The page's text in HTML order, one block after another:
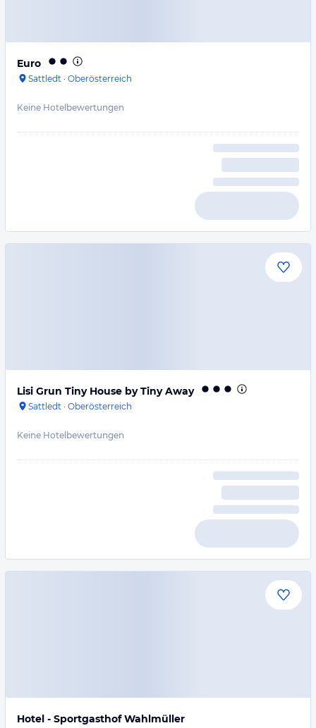
Euro
Sattledt · Oberösterreich
Keine Hotelbewertungen
Lisi Grun Tiny House by Tiny Away
Sattledt · Oberösterreich
Keine Hotelbewertungen
Hotel - Sportgasthof Wahlmüller